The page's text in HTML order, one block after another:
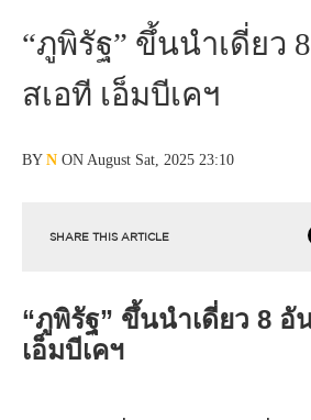
“ภูพิรัฐ” ขึ้นนำเดี่ยว
สเอที เอ็มบีเคฯ
BYN ON August Sat, 2025 23:10
SHARE THIS ARTICLE
“ภูพิรัฐ” ขึ้นนำเดี่ยว 8 อั
เอ็มบีเคฯ